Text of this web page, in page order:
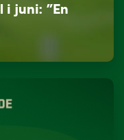
i juni: ”En